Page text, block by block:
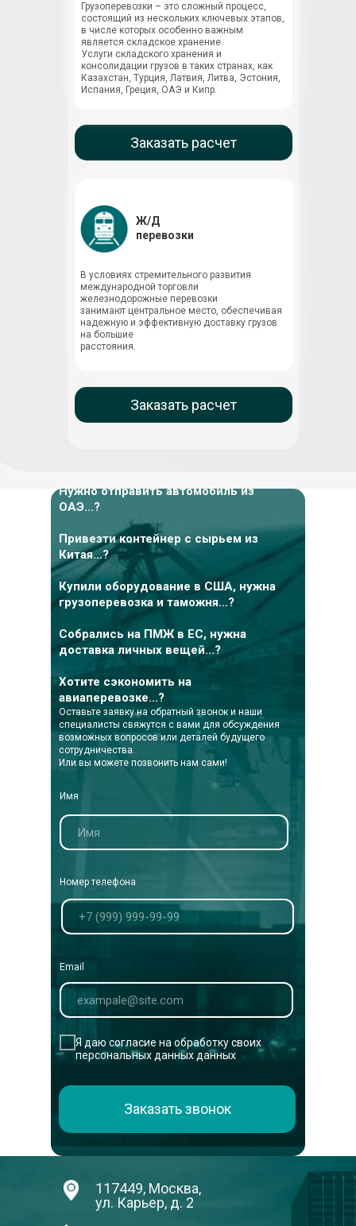
Заказать расчет
Заказать расчет
В условиях стремительного развития
международной торговли
железнодорожные перевозки
занимают центральное место, обеспечивая
надежную и эффективную доставку грузов
на большие
расстояния.
Ж/Д
перевозки
Грузоперевозки – это сложный процесс,
состоящий из нескольких ключевых этапов,
в числе которых особенно важным
является складское хранение.
Услуги складского хранения и
консолидации грузов в таких странах, как
Казахстан, Турция, Латвия, Литва, Эстония,
Испания, Греция, ОАЭ и Кипр.
Имя
Номер телефона
Email
Нужно отправить автомобиль из
ОАЭ...?
Привезти контейнер с сырьем из
Китая...?
Купили оборудование в США, нужна
грузоперевозка и таможня...?
Собрались на ПМЖ в ЕС, нужна
доставка личных вещей...?
Хотите сэкономить на
авиаперевозке...?
Оставьте заявку на обратный звонок и наши
специалисты свяжутся с вами для обсуждения
возможных вопросов или деталей будущего
сотрудничества.
Или вы можете позвонить нам сами!
Я даю согласие на обработку своих
персональных данных данных
Заказать звонок
117449, Москва,
ул. Карьер, д. 2